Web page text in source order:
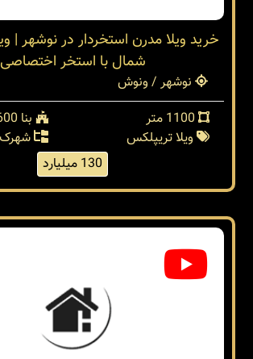
خرید ویلا مدرن استخردار در نوشهر |
شمال با استخر اختصاصی
نوشهر / ونوش
بنا 600 متر
ویلا تریپلکس
شهرک
130 میلیارد